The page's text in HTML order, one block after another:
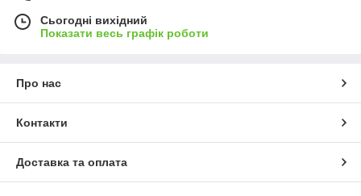
Сьогодні вихідний
Показати весь графік роботи
Про нас
Контакти
Доставка та оплата